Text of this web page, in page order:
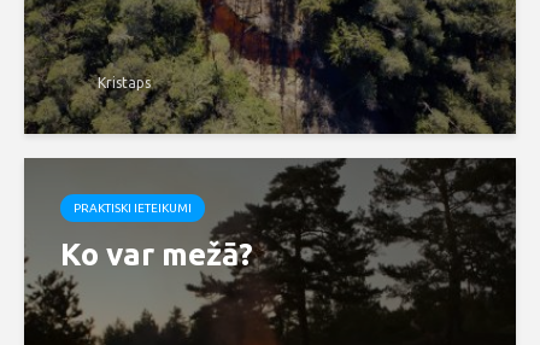
Kristaps
PRAKTISKI IETEIKUMI
Ko var mežā?